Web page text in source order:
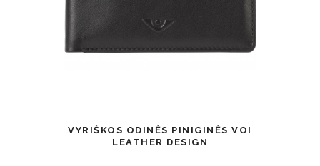
VYRIŠKOS ODINĖS PINIGINĖS VOI
LEATHER DESIGN